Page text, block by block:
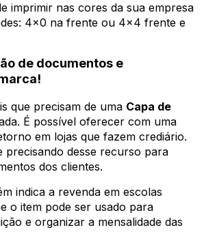
imprimir nas cores da sua empresa
4x0 na frente ou 4x4 frente e
de documentos e
que precisam de uma Capa de
É possível oferecer com uma
em lojas que fazem crediário.
precisando desse recurso para
dos clientes.
indica a revenda em escolas
o item pode ser usado para
e organizar a mensalidade das